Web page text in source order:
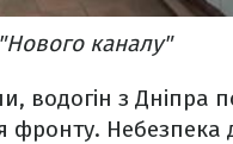
каналу"
водогін з Дніпра
фронту. Небезпека